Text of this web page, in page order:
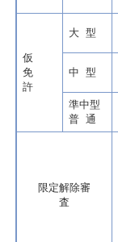
仮
免
許
大 型
中 型
準中型
普 通
限定解除審
査